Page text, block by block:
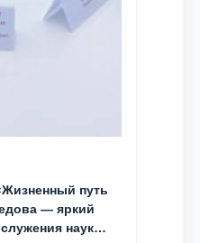
путь
— яркий
науке,